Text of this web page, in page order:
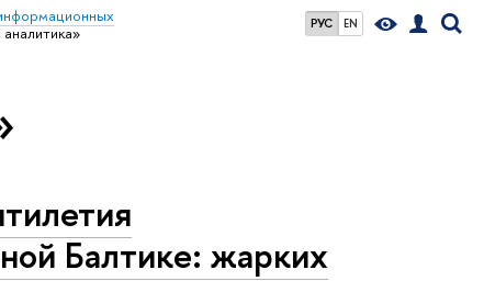
РУС EN
Балтике: жарких